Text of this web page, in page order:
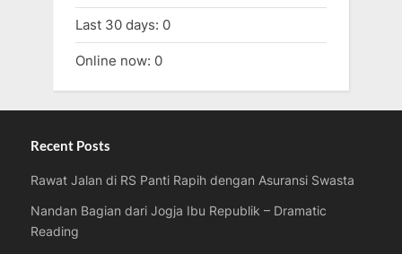
Last 30 days: 0
Online now: 0
Recent Posts
Rawat Jalan di RS Panti Rapih dengan Asuransi Swasta
Nandan Bagian dari Jogja Ibu Republik – Dramatic
Reading